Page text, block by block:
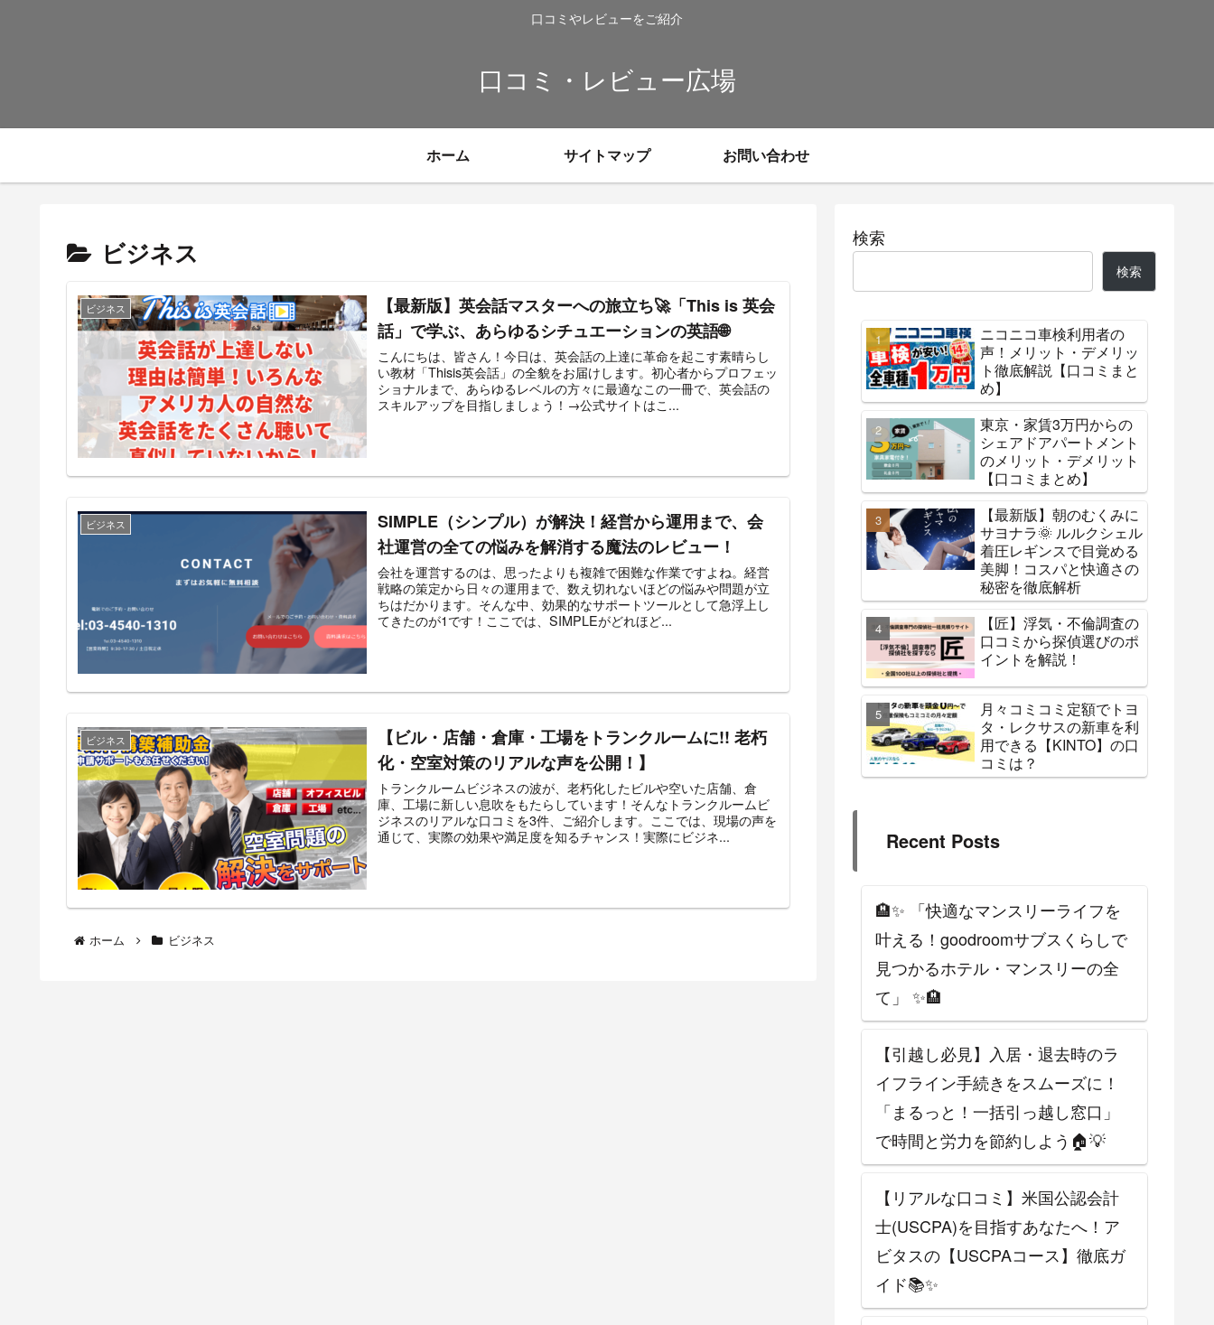
口コミやレビューをご紹介
口コミ・レビュー広場
ホーム サイトマップ お問い合わせ
ビジネス
ビジネス
【最新版】英会話マスターへの旅立ち🚀「This is 英会
話」で学ぶ、あらゆるシチュエーションの英語🌐
こんにちは、皆さん！今日は、英会話の上達に革命を起こす素晴らし
い教材「Thisis英会話」の全貌をお届けします。初心者からプロフェッ
ショナルまで、あらゆるレベルの方々に最適なこの一冊で、英会話の
スキルアップを目指しましょう！→公式サイトはこ...
ビジネス
SIMPLE（シンプル）が解決！経営から運用まで、会
社運営の全ての悩みを解消する魔法のレビュー！
会社を運営するのは、思ったよりも複雑で困難な作業ですよね。経営
戦略の策定から日々の運用まで、数え切れないほどの悩みや問題が立
ちはだかります。そんな中、効果的なサポートツールとして急浮上し
てきたのが​1​です！ここでは、SIMPLEがどれほど...
ビジネス
【ビル・店舗・倉庫・工場をトランクルームに!! 老朽
化・空室対策のリアルな声を公開！】
トランクルームビジネスの波が、老朽化したビルや空いた店舗、倉
庫、工場に新しい息吹をもたらしています！そんなトランクルームビ
ジネスのリアルな口コミを3件、ご紹介します。ここでは、現場の声を
通じて、実際の効果や満足度を知るチャンス！実際にビジネ...
ホーム ビジネス
検索
検索
ニコニコ車検利用者の
声！メリット・デメリッ
ト徹底解説【口コミまと
め】
東京・家賃3万円からの
シェアドアパートメント
のメリット・デメリット
【口コミまとめ】
【最新版】朝のむくみに
サヨナラ🌞 ルルクシェル
着圧レギンスで目覚める
美脚！コスパと快適さの
秘密を徹底解析
【匠】浮気・不倫調査の
口コミから探偵選びのポ
イントを解説！
月々コミコミ定額でトヨ
タ・レクサスの新車を利
用できる【KINTO】の口
コミは？
Recent Posts
🏨✨ 「快適なマンスリーライフを
叶える！goodroomサブスくらしで
見つかるホテル・マンスリーの全
て」 ✨🏨
【引越し必見】入居・退去時のラ
イフライン手続きをスムーズに！
「まるっと！一括引っ越し窓口」
で時間と労力を節約しよう🏠💡
【リアルな口コミ】米国公認会計
士(USCPA)を目指すあなたへ！ア
ビタスの【USCPAコース】徹底ガ
イド📚✨